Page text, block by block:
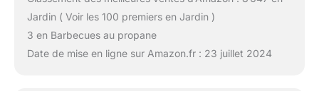
Jardin ( Voir les 100 premiers en Jardin )
3 en Barbecues au propane
Date de mise en ligne sur Amazon.fr : 23 juillet 2024